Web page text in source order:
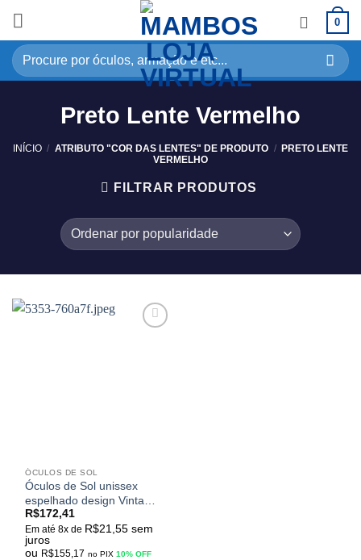
0
Preto Lente Vermelho
INÍCIO / ATRIBUTO "COR DAS LENTES" DE PRODUTO / PRETO LENTE
VERMELHO
FILTRAR PRODUTOS
ÓCULOS DE SOL
Óculos de Sol unissex
espelhado design Vintage
modelo redondo
KANASTAL Steampunk
UV400
R$172,41
Em até 8x de R$21,55 sem
juros
ou R$155,17 no PIX10% OFF